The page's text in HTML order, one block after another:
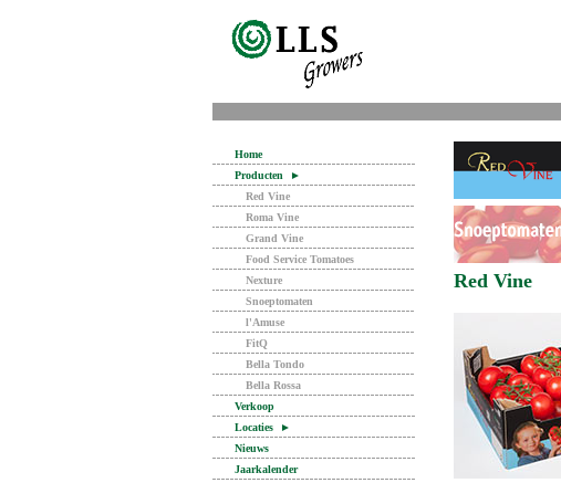
Home
Producten
►
Red Vine
Roma Vine
Grand Vine
Food Service Tomatoes
Nexture
Snoeptomaten
l'Amuse
FitQ
Bella Tondo
Bella Rossa
Verkoop
Locaties
►
Nieuws
Jaarkalender
Red Vine